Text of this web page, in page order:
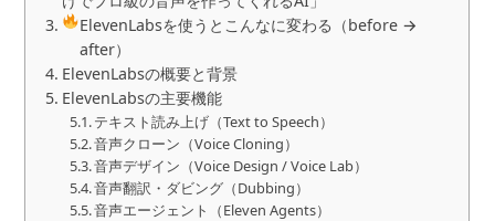
ElevenLabsを使うとこんなに変わる（before →
after）
ElevenLabsの概要と背景
ElevenLabsの主要機能
テキスト読み上げ（Text to Speech）
音声クローン（Voice Cloning）
音声デザイン（Voice Design / Voice Lab）
音声翻訳・ダビング（Dubbing）
音声エージェント（Eleven Agents）